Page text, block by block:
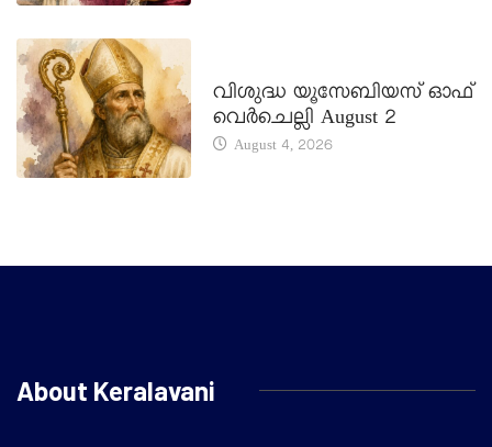
വിശുദ്ധ യൂസേബിയസ് ഓഫ്
വെർചെല്ലി August 2
August 4, 2026
About Keralavani